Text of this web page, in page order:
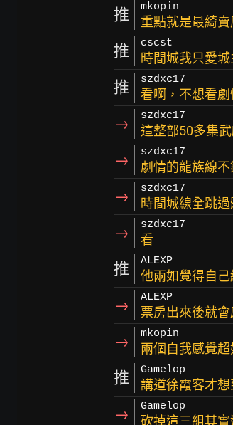
推 mkopin
重點就是最綺賣
推 cscst
時間城我只愛城
推 szdxc17
看啊，不想看
→ szdxc17
這整部50多集
→ szdxc17
劇情的龍族線
→ szdxc17
時間城線全跳
→ szdxc17
看
推 ALEXP
他兩如覺得自
→ ALEXP
票房出來後就
→ mkopin
兩個自我感覺
推 Gamelop
講道徐霞客才
→ Gamelop
砍掉這三組其